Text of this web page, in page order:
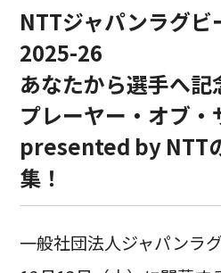
NTTジャパンラグビ
2025-26
あなたから選手へ記
プレーヤー・オブ・
presented by NTT
集！
一般社団法人ジャパンラ